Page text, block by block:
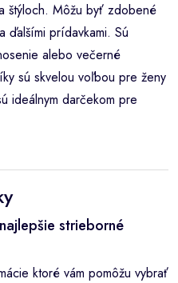
štýloch. Môžu byť zdobené
ďalšími prídavkami. Sú
alebo večerné
sú skvelou voľbou pre ženy
ideálnym darčekom pre
strieborné
ktoré vám pomôžu vybrať